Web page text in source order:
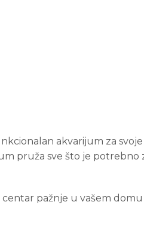
akvarijum za
pruža sve što je potrebno
pažnje u vašem domu